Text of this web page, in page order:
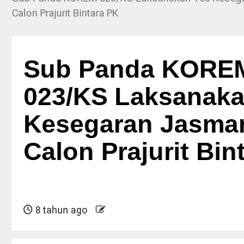
Calon Prajurit Bintara PK
Sub Panda
023/KS
Kesegaran
Calon Prajurit
8 tahun ago